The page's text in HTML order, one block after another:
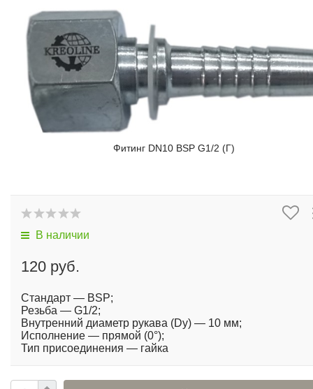
Фитинг DN10 BSP G1/2 (Г)
В наличии
120 руб.
Стандарт — BSP;
Резьба — G1/2;
Внутренний диаметр рукава (Dy) — 10 мм;
Исполнение — прямой (0°);
Тип присоединения — гайка